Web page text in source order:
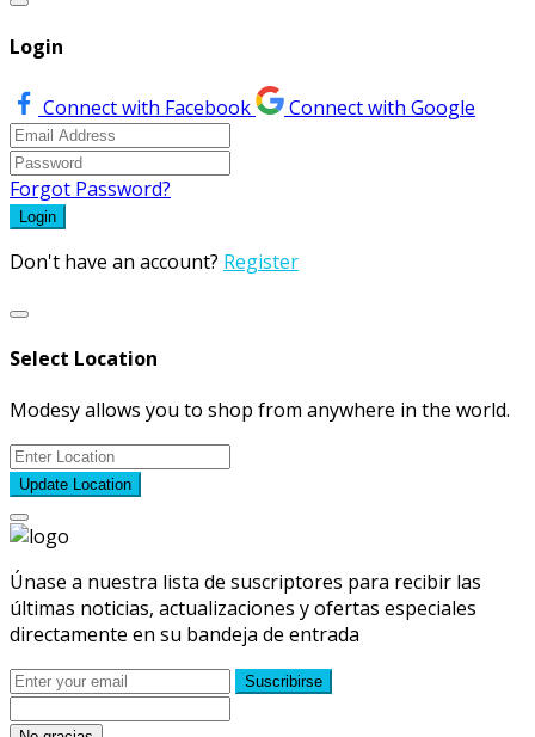
Login
Connect with Facebook Connect with Google
Forgot Password?
Login
Don't have an account? Register
Select Location
Modesy allows you to shop from anywhere in the world.
Update Location
Únase a nuestra lista de suscriptores para recibir las
últimas noticias, actualizaciones y ofertas especiales
directamente en su bandeja de entrada
Suscribirse